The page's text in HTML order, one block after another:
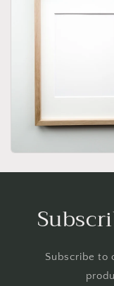
Subscribe to